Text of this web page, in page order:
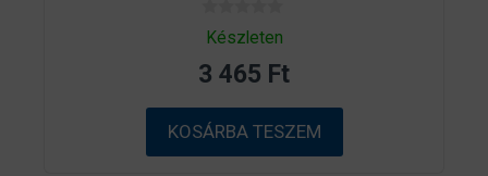
0
a
5
b
ő
l
Készleten
3 465 Ft
KOSÁRBA TESZEM